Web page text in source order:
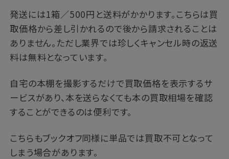
発送には1箱／500円と送料がかかります。こちらは買
取価格から差し引かれるので後から請求されることは
ありません。ただし業界では珍しくキャンセル時の返送
料は無料となっています。
自宅の本棚を撮影するだけで買取価格を表示するサ
ービスがあり、本を送らなくても本の買取相場を確認
することができるのは便利です。
こちらもブックオフ同様に単品では買取不可となって
しまう場合があります。